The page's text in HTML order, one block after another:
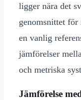
ligger nära det
genomsnittet för
en vanlig
jämförelser
och metriska
Jämförelse